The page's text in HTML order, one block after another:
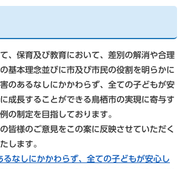
、保育及び教育において、差別の解消や合理
基本理念並びに市及び市民の役割を明らかに
のあるなしにかかわらず、全ての子どもが安
成長することができる鳥栖市の実現に寄与す
の制定を目指しております。
皆様のご意見をこの案に反映させていただく
します。
るなしにかかわらず、全ての子どもが安心し